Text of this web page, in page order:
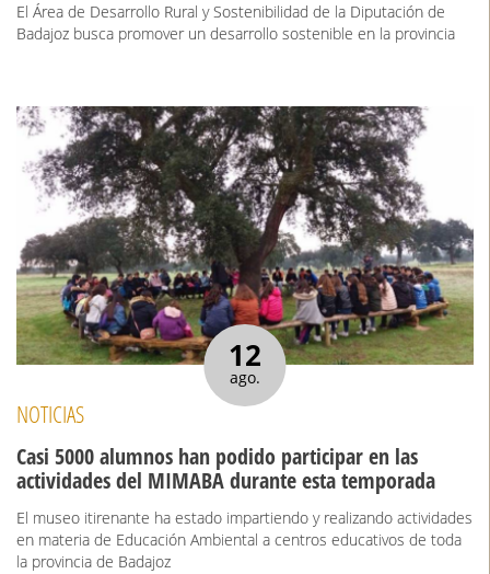
El Área de Desarrollo Rural y Sostenibilidad de la Diputación de
Badajoz busca promover un desarrollo sostenible en la provincia
12
ago.
NOTICIAS
Casi 5000 alumnos han podido participar en las
actividades del MIMABA durante esta temporada
El museo itirenante ha estado impartiendo y realizando actividades
en materia de Educación Ambiental a centros educativos de toda
la provincia de Badajoz